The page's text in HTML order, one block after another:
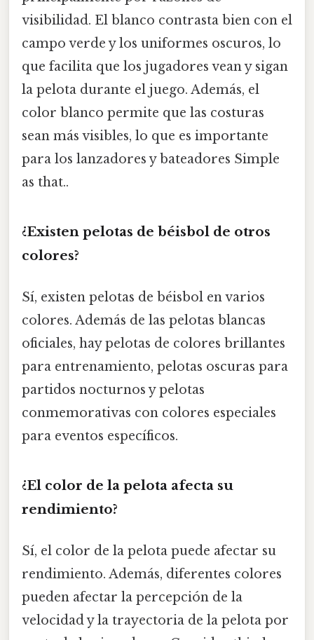
visibilidad. El blanco contrasta bien con el
campo verde y los uniformes oscuros, lo
que facilita que los jugadores vean y sigan
la pelota durante el juego. Además, el
color blanco permite que las costuras
sean más visibles, lo que es importante
para los lanzadores y bateadores Simple
as that..
¿Existen pelotas de béisbol de otros
colores?
Sí, existen pelotas de béisbol en varios
colores. Además de las pelotas blancas
oficiales, hay pelotas de colores brillantes
para entrenamiento, pelotas oscuras para
partidos nocturnos y pelotas
conmemorativas con colores especiales
para eventos específicos.
¿El color de la pelota afecta su
rendimiento?
Sí, el color de la pelota puede afectar su
rendimiento. Además, diferentes colores
pueden afectar la percepción de la
velocidad y la trayectoria de la pelota por